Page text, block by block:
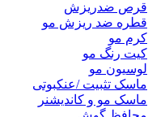
قرص ضدریزش
قطره ضد ریزش مو
کرم مو
کیت رنگ مو
لوسیون مو
ماسک تثبیت /عنکبوتی
ماسک مو و کاندیشنر